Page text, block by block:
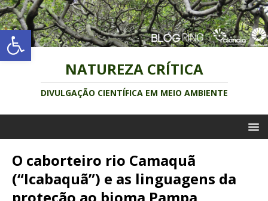
Abrir a barra de ferramentas
NATUREZA CRÍTICA
DIVULGAÇÃO CIENTÍFICA EM MEIO AMBIENTE
O caborteiro rio Camaquã
(“Icabaquã”) e as linguagens da
proteção ao bioma Pampa